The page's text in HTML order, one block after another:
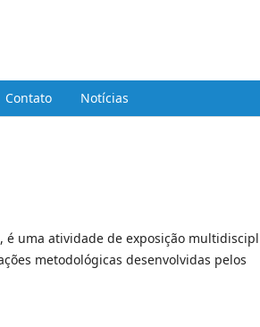
Contato Notícias
é uma atividade de exposição
metodológicas desenvolvidas pelos